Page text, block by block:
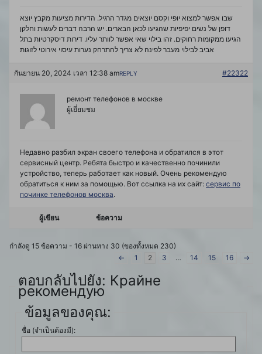
שבו אפשר למצוא יופי וקסם יוצאים מגדר הרגיל. הדירות מציעות מקבץ יוצא
דופן של נשים יפיפיות שהגיעו לכאן הבארים. יש הרבה דברים לעשות וחלקן
הגיעו ממקומות רחוקים. זהו בילוי שאי אפשר לוותר עליו. דירות דיסקרטיות בתל
אביב לבילוי מעבר לפינה לא צריך להתרחק נערות עיסוי אירוטי לזוגות
กันยายน 20, 2024 เวลา 12:38 am #22322
REPLY
ремонт телефонов в москве
ผู้เยี่ยมชม
Недавно разбил экран своего телефона и обратился в этот
сервисный центр. Ребята быстро и качественно починили
устройство, теперь работает как новый. Очень рекомендую
обратиться к ним за помощью. Вот ссылка на их сайт: сервис по
починке телефонов москва.
ผู้เขียน ข้อความ
กำลังดู 15 ข้อความ - 16 ผ่านทาง 30 (ของทั้งหมด 230)
←
1 2 3 … 14 15 16 →
ตอบกลับไปยัง: Крайне
рекомендую
ข้อมูลของคุณ:
ชื่อ (จำเป็นต้องมี):